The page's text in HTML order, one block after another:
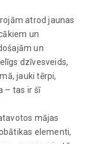
atrod jaunas
un
un
dzīvesveids,
jauki tērpi,
– tas ir šī
mājas
elementi,